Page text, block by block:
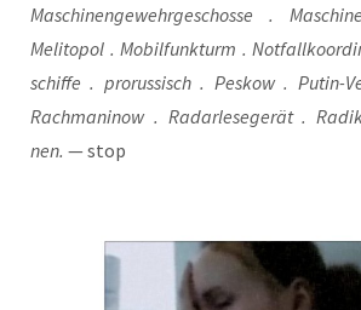
Maschi­nen­ge­wehr­ge­schos­se .
Meli­to­pol . Mobil­funk­turm .
schif­fe . pro­rus­sisch . Pes­kow . Putin-
Rach­ma­ni­now . Radarle­se­ge­rät .
nen. — stop